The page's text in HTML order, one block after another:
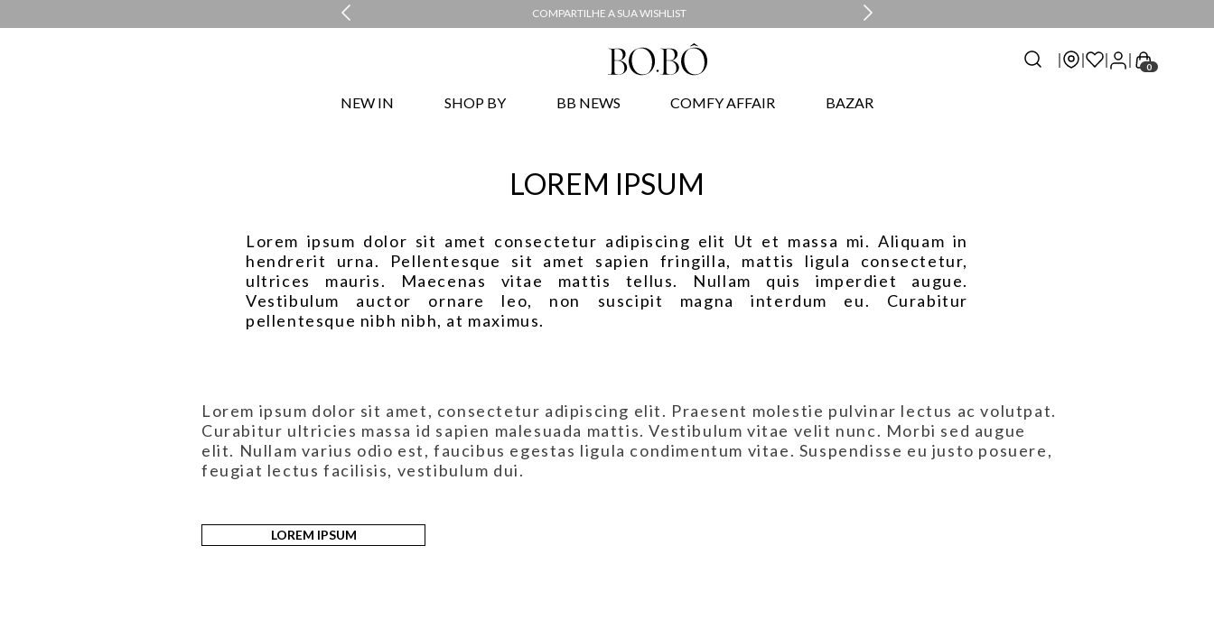
COMPARTILHE A SUA WISHLIST
0
NEW IN SHOP BY BB NEWS COMFY AFFAIR BAZAR
LOREM IPSUM
Lorem ipsum dolor sit amet consectetur adipiscing elit Ut et massa mi. Aliquam in
hendrerit urna. Pellentesque sit amet sapien fringilla, mattis ligula consectetur,
ultrices mauris. Maecenas vitae mattis tellus. Nullam quis imperdiet augue.
Vestibulum auctor ornare leo, non suscipit magna interdum eu. Curabitur
pellentesque nibh nibh, at maximus.
Lorem ipsum dolor sit amet, consectetur adipiscing elit. Praesent molestie pulvinar lectus ac volutpat.
Curabitur ultricies massa id sapien malesuada mattis. Vestibulum vitae velit nunc. Morbi sed augue
elit. Nullam varius odio est, faucibus egestas ligula condimentum vitae. Suspendisse eu justo posuere,
feugiat lectus facilisis, vestibulum dui.
LOREM IPSUM